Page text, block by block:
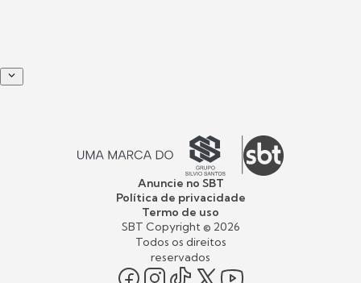
Anuncie no SBT
Política de privacidade
Termo de uso
SBT Copyright © 2026
Todos os direitos
reservados